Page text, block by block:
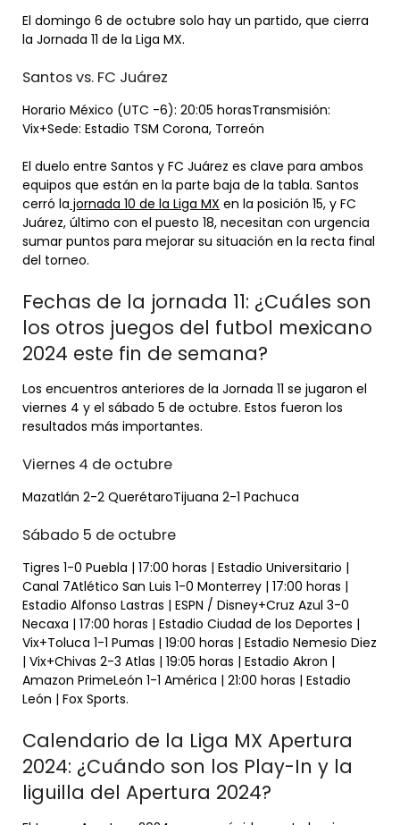
El domingo 6 de octubre solo hay un partido, que cierra
la Jornada 11 de la Liga MX.
Santos vs. FC Juárez
Horario México (UTC -6): 20:05 horasTransmisión:
Vix+Sede: Estadio TSM Corona, Torreón
El duelo entre Santos y FC Juárez es clave para ambos
equipos que están en la parte baja de la tabla. Santos
cerró la jornada 10 de la Liga MX en la posición 15, y FC
Juárez, último con el puesto 18, necesitan con urgencia
sumar puntos para mejorar su situación en la recta final
del torneo.
Fechas de la jornada 11: ¿Cuáles son
los otros juegos del futbol mexicano
2024 este fin de semana?
Los encuentros anteriores de la Jornada 11 se jugaron el
viernes 4 y el sábado 5 de octubre. Estos fueron los
resultados más importantes.
Viernes 4 de octubre
Mazatlán 2-2 QuerétaroTijuana 2-1 Pachuca
Sábado 5 de octubre
Tigres 1-0 Puebla | 17:00 horas | Estadio Universitario |
Canal 7Atlético San Luis 1-0 Monterrey | 17:00 horas |
Estadio Alfonso Lastras | ESPN / Disney+Cruz Azul 3-0
Necaxa | 17:00 horas | Estadio Ciudad de los Deportes |
Vix+Toluca 1-1 Pumas | 19:00 horas | Estadio Nemesio Diez
| Vix+Chivas 2-3 Atlas | 19:05 horas | Estadio Akron |
Amazon PrimeLeón 1-1 América | 21:00 horas | Estadio
León | Fox Sports.
Calendario de la Liga MX Apertura
2024: ¿Cuándo son los Play-In y la
liguilla del Apertura 2024?